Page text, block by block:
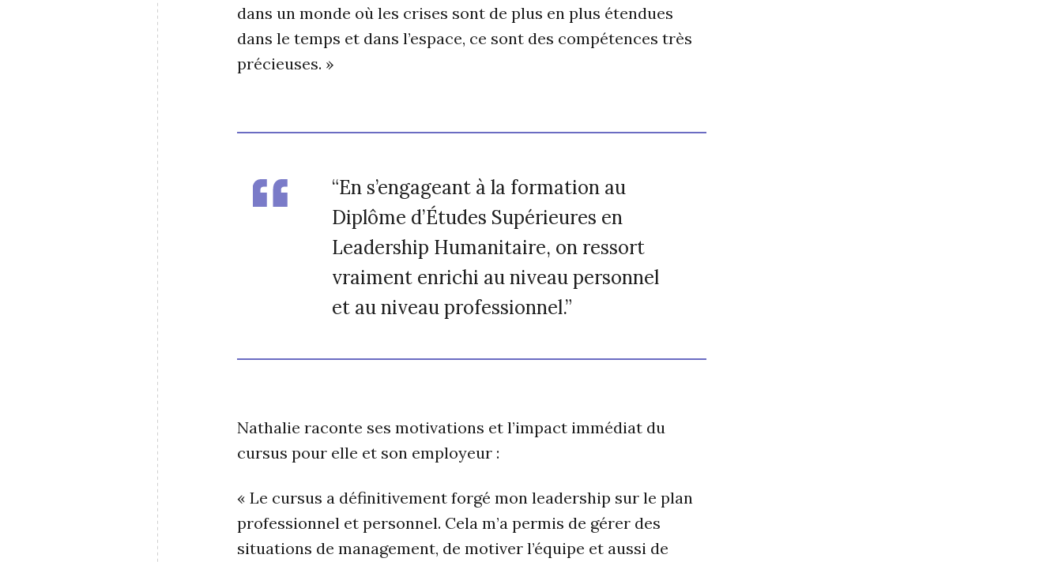
dans un monde où les crises sont de plus en plus étendues
dans le temps et dans l’espace, ce sont des compétences très
précieuses. »
“En s’engageant à la formation au
Diplôme d’Études Supérieures en
Leadership Humanitaire, on ressort
vraiment enrichi au niveau personnel
et au niveau professionnel.”
Nathalie raconte ses motivations et l’impact immédiat du
cursus pour elle et son employeur :
« Le cursus a définitivement forgé mon leadership sur le plan
professionnel et personnel. Cela m’a permis de gérer des
situations de management, de motiver l’équipe et aussi de